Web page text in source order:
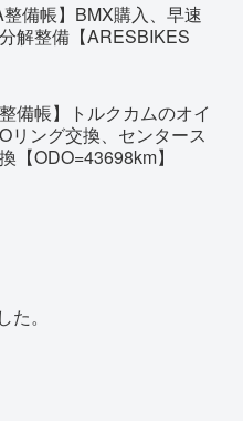
整備帳】BMX購入、早速
解整備【ARESBIKES
備帳】トルクカムのオイ
リング交換、センタース
【ODO=43698km】
。